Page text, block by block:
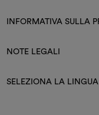
INFORMATIVA SULLA
NOTE LEGALI
SELEZIONA LA LINGUA